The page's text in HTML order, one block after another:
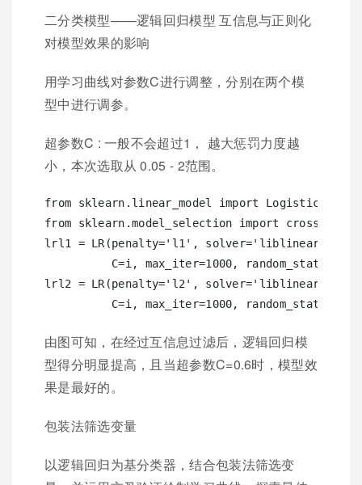
二分类模型——逻辑回归模型 互信息与正则化
对模型效果的影响
用学习曲线对参数C进行调整，分别在两个模
型中进行调参。
超参数C : 一般不会超过1， 越大惩罚力度越
小，本次选取从 0.05 - 2范围。
from sklearn.linear_model import
from sklearn.model_selection import
lrl1 = LR(penalty='l1', solver='liblinear',
C=i, max_iter=1000, random_state=0)
lrl2 = LR(penalty='l2', solver='liblinear',
由图可知，在经过互信息过滤后，逻辑回归模
型得分明显提高，且当超参数C=0.6时，模型效
果是最好的。
包装法筛选变量
以逻辑回归为基分类器，结合包装法筛选变